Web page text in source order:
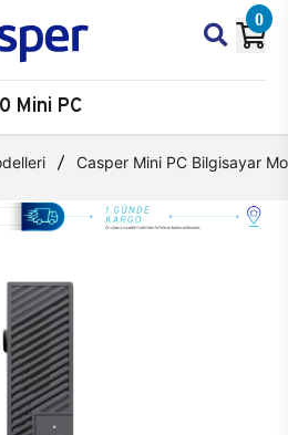
0
Mini PC
Casper Mini PC Bilgisayar